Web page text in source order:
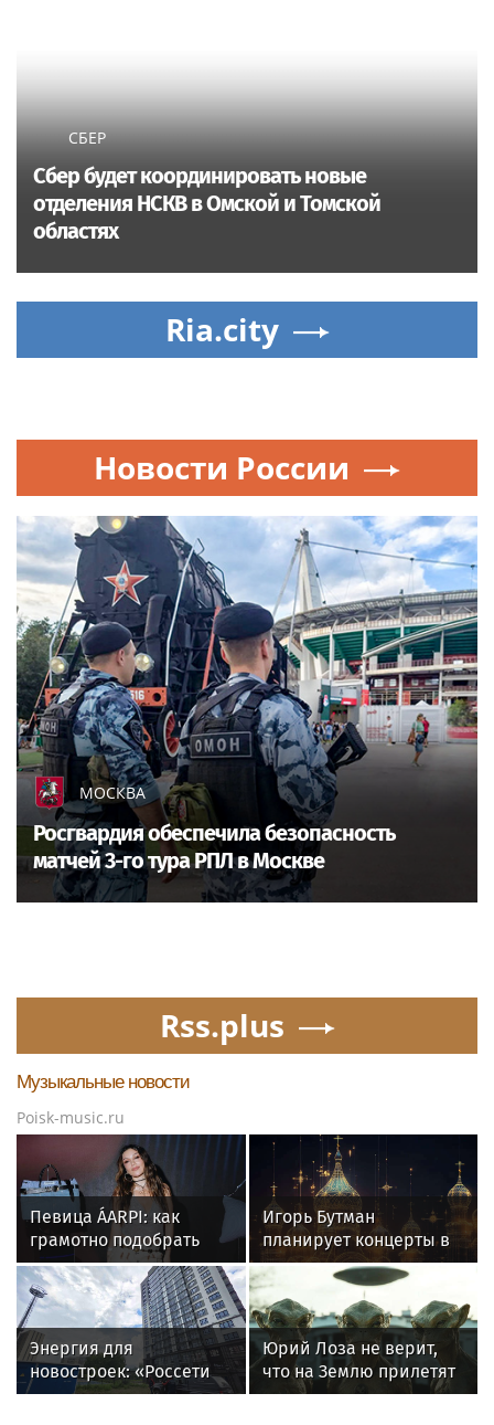
СБЕР
Сбер будет координировать новые
отделения НСКВ в Омской и Томской
областях
Ria.city
Новости России
МОСКВА
Росгвардия обеспечила безопасность
матчей 3-го тура РПЛ в Москве
Rss.plus
Музыкальные новости
Poisk-music.ru
Певица ÁARPI: как
грамотно подобрать
гардероб для
выступлений
Игорь Бутман
планирует концерты в
Бразилии и Никарагуа
в этом году
Энергия для
новостроек: «Россети
Новосибирск»
Юрий Лоза не верит,
что на Землю прилетят
инопланетяне